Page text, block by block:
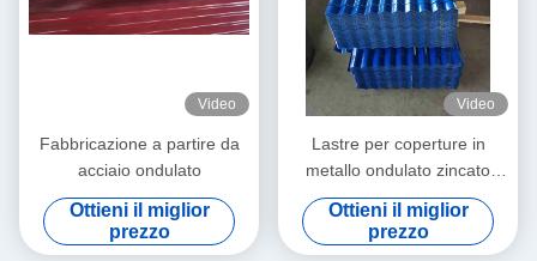
Video
Fabbricazione a partire da
acciaio ondulato
Ottieni il miglior
prezzo
Video
Lastre per coperture in
metallo ondulato zincato
ASTM CGCC calibro 24 per
coperture e rivestimenti di
pareti
Ottieni il miglior
prezzo